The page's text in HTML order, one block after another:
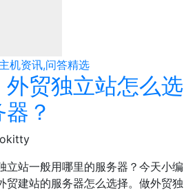
机资讯,问答精选
贸独立站怎么选
？
立站一般用哪里的服务器？今天小编
贸建站的服务器怎么选择。做外贸独